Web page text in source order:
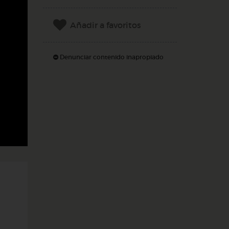
Añadir a favoritos
Denunciar contenido inapropiado